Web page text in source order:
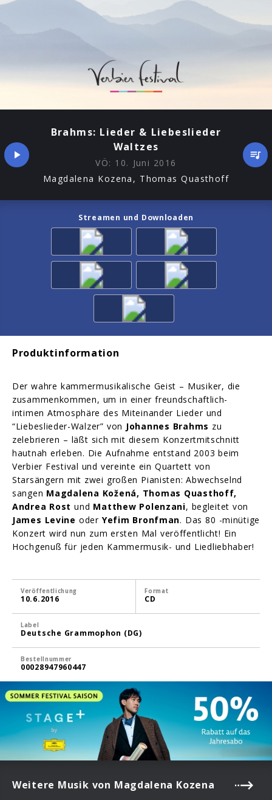
Brahms: Lieder & Liebeslieder
Waltzes
VÖ: 10. Juni 2016
Magdalena Kozena, Thomas Quasthoff
Streamen und Downloaden
Produktinformation
Der wahre kammermusikalische Geist – Musiker, die
zusammenkommen, um in einer freundschaftlich-
intimen Atmosphäre des Miteinander Lieder und
“Liebeslieder-Walzer” von Johannes Brahms zu
zelebrieren – läßt sich mit diesem Konzertmitschnitt
hautnah erleben. Die Aufnahme entstand 2003 beim
Verbier Festival und vereinte ein Quartett von
Starsängern mit zwei großen Pianisten: Abwechselnd
sangen Magdalena Kožená, Thomas Quasthoff,
Andrea Rost und Matthew Polenzani, begleitet von
James Levine oder Yefim Bronfman. Das 80 -minütige
Konzert wird nun zum ersten Mal veröffentlicht! Ein
Hochgenuß für jeden Kammermusik- und Liedliebhaber!
Veröffentlichung
10.6.2016
Format
CD
Label
Deutsche Grammophon (DG)
Bestellnummer
00028947960447
Weitere Musik von Magdalena Kozena